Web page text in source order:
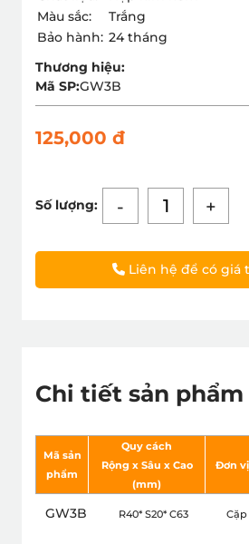
Màu sắc:
Trắng
Bảo hành: 24 tháng
Thương hiệu:
Mã SP:GW3B
125,000 đ
Số lượng: - +
Liên hệ để có giá
Chi tiết sản phẩm
Mã sản
phẩm
Quy cách
Rộng x Sâu x Cao
(mm)
Đơn vị
GW3B R40* S20* C63 Cặp